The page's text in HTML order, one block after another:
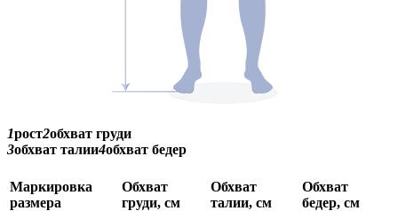
1рост2обхват груди
3обхват талии4обхват бедер
Маркировка
размера
Обхват
груди, см
Обхват
талии, см
Обхват
бедер, см